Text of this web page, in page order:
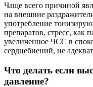
Чаще всего причиной
на внешние
употребление
препаратов, стресс, как
увеличенное ЧСС в
сердцебиений, не
Что делать если
давление?